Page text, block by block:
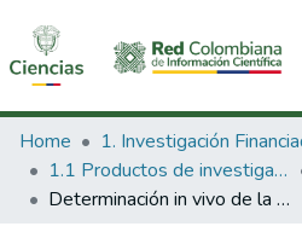
Communities & Collections
All of DSpace
Home
1.1 Productos de investigación
Determinación in vivo de la actividad bactericida de los antibióticos genéricos comercializados en Colombia comparados con el compuesto original utilizando el modelo murino de infección del muslo